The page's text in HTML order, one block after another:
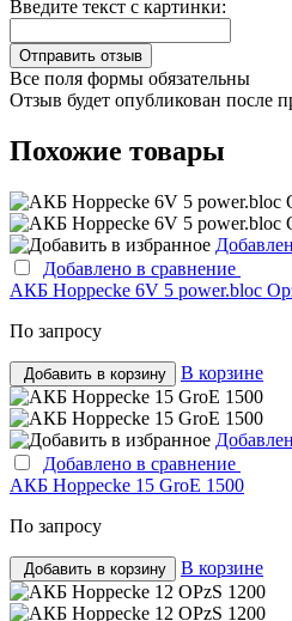
Введите текст с картинки:
Все поля формы обязательны
Отзыв будет опубликован после
Похожие товары
Добавлено в сравнение
АКБ Hoppecke 6V 5 power.bloc
По запросу
Добавить в корзину В корзине
Добавлено в сравнение
АКБ Hoppecke 15 GroE 1500
По запросу
Добавить в корзину В корзине